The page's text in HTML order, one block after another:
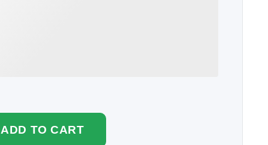
ADD TO CART